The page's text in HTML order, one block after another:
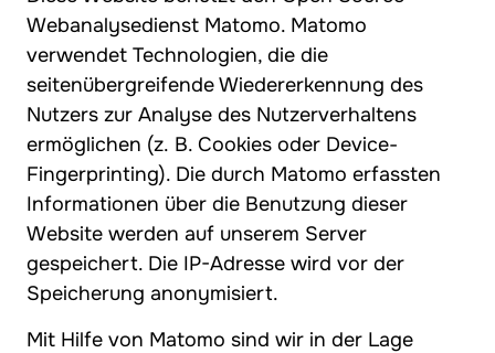
Webanalysedienst Matomo. Matomo
verwendet Technologien, die die
seitenübergreifende Wiedererkennung des
Nutzers zur Analyse des Nutzerverhaltens
ermöglichen (z. B. Cookies oder Device-
Fingerprinting). Die durch Matomo erfassten
Informationen über die Benutzung dieser
Website werden auf unserem Server
gespeichert. Die IP-Adresse wird vor der
Speicherung anonymisiert.
Mit Hilfe von Matomo sind wir in der Lage